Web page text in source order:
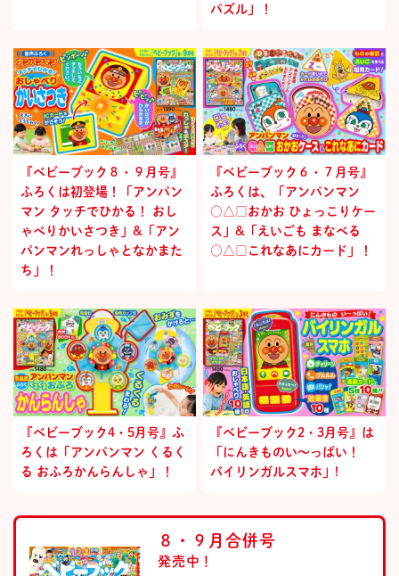
パズル」！
『ベビーブック８・９月号』
ふろくは初登場！「アンパン
マン タッチでひかる！ おし
ゃべりかいさつき」&「アン
パンマンれっしゃとなかまた
ち」！
『ベビーブック６・７月号』
ふろくは、「アンパンマン
○△□おかお ひょっこりケー
ス」&「えいごも まなべる
○△□これなあにカード」！
『ベビーブック4・5月号』ふ
ろくは「アンパンマン くるく
る おふろかんらんしゃ」！
『ベビーブック2・3月号』は
「にんきものい～っぱい！
バイリンガルスマホ」!
８・９月合併号
発売中！